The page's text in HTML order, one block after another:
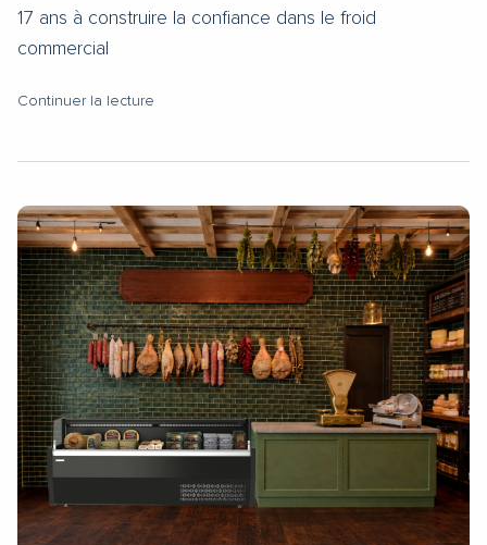
17 ans à construire la confiance dans le froid
commercial
Continuer la lecture